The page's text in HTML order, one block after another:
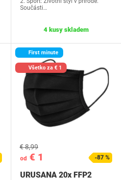
Součásti…
4 kusy skladem
First minute
Všetko za € 1
od € 1
€ 8,99
-87 %
URUSANA 20x FFP2